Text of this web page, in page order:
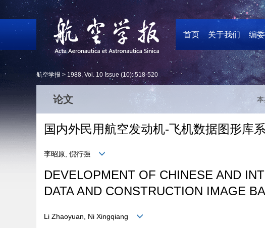
首页 关于我们 编
航空学报 > 1988, Vol. 10 Issue (10): 518-520
论文
国内外民用航空发动机-飞机数据图形库
李昭原, 倪行强
DEVELOPMENT OF CHINESE AND
DATA AND CONSTRUCTION IMAGE
Li Zhaoyuan, Ni Xingqiang